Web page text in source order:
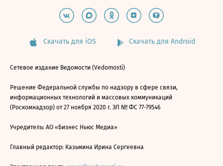
Скачать для iOS Скачать для Android
Сетевое издание Ведомости (Vedomosti)
Решение Федеральной службы по надзору в сфере связи,
информационных технологий и массовых коммуникаций
(Роскомнадзор) от 27 ноября 2020 г. ЭЛ № ФС 77-79546
Учредитель: АО «Бизнес Ньюс Медиа»
Главный редактор: Казьмина Ирина Сергеевна